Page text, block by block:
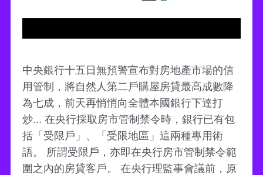
中央銀行十五日無預警宣布對房地產市場的信
用管制，將自然人第二戶購屋房貸最高成數降
為七成，前天再悄悄向全體本國銀行下達打
炒... 在央行採取房市管制禁令時，銀行已有包
括「受限戶」、「受限地區」這兩種專用術
語。 所謂受限戶，亦即在央行房市管制禁令範
圍之內的房貸客戶。 在央行理監事會議前，原